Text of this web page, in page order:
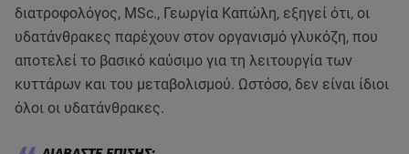
διατροφολόγος, MSc., Γεωργία Καπώλη, εξηγεί ότι, οι
υδατάνθρακες παρέχουν στον οργανισμό γλυκόζη, που
αποτελεί το βασικό καύσιμο για τη λειτουργία των
κυττάρων και του μεταβολισμού. Ωστόσο, δεν είναι ίδιοι
όλοι οι υδατάνθρακες.